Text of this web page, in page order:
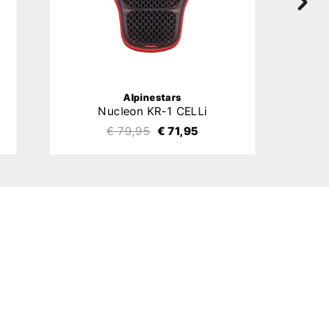
Alpinestars
Nucleon KR-1 CELLi
€ 79,95 € 71,95